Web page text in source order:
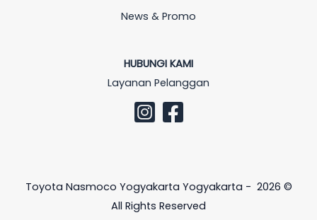
News & Promo
HUBUNGI KAMI
Layanan Pelanggan
Toyota Nasmoco Yogyakarta Yogyakarta - 2026 ©
All Rights Reserved